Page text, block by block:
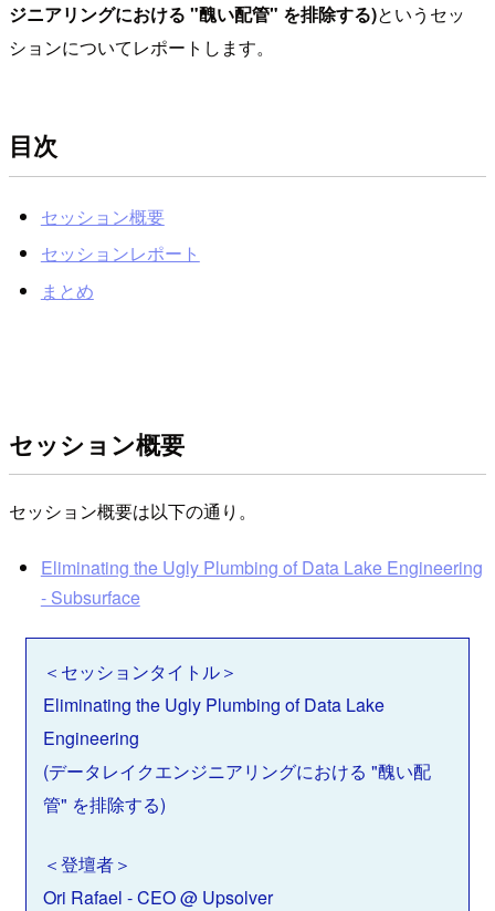
ジニアリングにおける "醜い配管" を排除する)というセッ
ションについてレポートします。
目次
セッション概要
セッションレポート
まとめ
セッション概要
セッション概要は以下の通り。
Eliminating the Ugly Plumbing of Data Lake Engineering
- Subsurface
＜セッションタイトル＞
Eliminating the Ugly Plumbing of Data Lake
Engineering
(データレイクエンジニアリングにおける "醜い配
管" を排除する)
＜登壇者＞
Ori Rafael - CEO @ Upsolver